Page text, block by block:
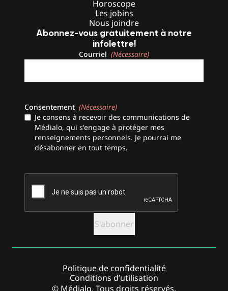
Horoscope
Les jobins
Nous joindre
Abonnez-vous gratuitement à notre
infolettre!
Courriel (Nécessaire)
Consentement (Nécessaire)
Je consens à recevoir des communications de
Médialo, qui s'engage à protéger mes
renseignements personnels. Je pourrai me
désabonner en tout temps.
© Médialo. Tous droits réservés.
Politique de confidentialité
Conditions d’utilisation